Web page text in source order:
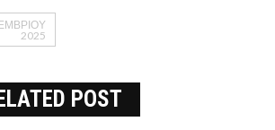
2025
POST